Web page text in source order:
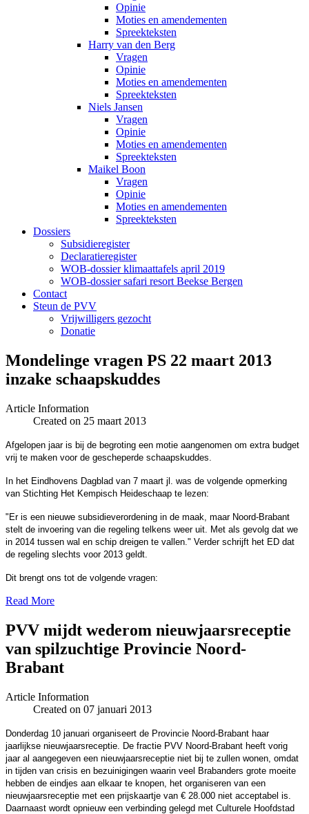
Opinie
Moties en amendementen
Spreekteksten
Harry van den Berg
Vragen
Opinie
Moties en amendementen
Spreekteksten
Niels Jansen
Vragen
Opinie
Moties en amendementen
Spreekteksten
Maikel Boon
Vragen
Opinie
Moties en amendementen
Spreekteksten
Dossiers
Subsidieregister
Declaratieregister
WOB-dossier klimaattafels april 2019
WOB-dossier safari resort Beekse Bergen
Contact
Steun de PVV
Vrijwilligers gezocht
Donatie
Mondelinge vragen PS 22 maart 2013
inzake schaapskuddes
Article Information
Created on 25 maart 2013
Afgelopen jaar is bij de begroting een motie aangenomen om extra budget
vrij te maken voor de gescheperde schaapskuddes.
In het Eindhovens Dagblad van 7 maart jl. was de volgende opmerking
van Stichting Het Kempisch Heideschaap te lezen:
"Er is een nieuwe subsidieverordening in de maak, maar Noord-Brabant
stelt de invoering van die regeling telkens weer uit. Met als gevolg dat we
in 2014 tussen wal en schip dreigen te vallen." Verder schrijft het ED dat
de regeling slechts voor 2013 geldt.
Dit brengt ons tot de volgende vragen:
Read More
PVV mijdt wederom nieuwjaarsreceptie
van spilzuchtige Provincie Noord-
Brabant
Article Information
Created on 07 januari 2013
Donderdag 10 januari organiseert de Provincie Noord-Brabant haar
jaarlijkse nieuwjaarsreceptie. De fractie PVV Noord-Brabant heeft vorig
jaar al aangegeven een nieuwjaarsreceptie niet bij te zullen wonen, omdat
in tijden van crisis en bezuinigingen waarin veel Brabanders grote moeite
hebben de eindjes aan elkaar te knopen, het organiseren van een
nieuwjaarsreceptie met een prijskaartje van € 28.000 niet acceptabel is.
Daarnaast wordt opnieuw een verbinding gelegd met Culturele Hoofdstad